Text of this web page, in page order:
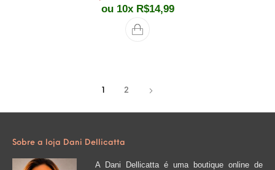
ou 10x R$14,99
1 2
Sobre a loja Dani Dellicatta
A Dani Dellicatta é uma boutique online de